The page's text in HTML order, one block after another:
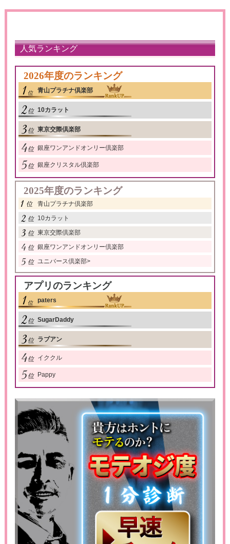
人気ランキング
2026年度のランキング
青山プラチナ倶楽部
10カラット
東京交際倶楽部
銀座ワンアンドオンリー倶楽部
銀座クリスタル倶楽部
2025年度のランキング
青山プラチナ倶楽部
10カラット
東京交際倶楽部
銀座ワンアンドオンリー倶楽部
ユニバース倶楽部>
アプリのランキング
paters
SugarDaddy
ラブアン
イククル
Pappy